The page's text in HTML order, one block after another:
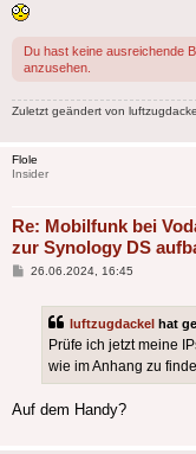
Du hast keine ausreichende
anzusehen.
Zuletzt geändert von luftzugdackel
Flole
Insider
Re: Mobilfunk bei
zur Synology DS
Beitrag
26.06.2024, 16:45
luftzugdackel hat
Prüfe ich jetzt meine
wie im Anhang zu
Auf dem Handy?